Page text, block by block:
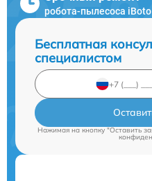
робота-пылесоса
Бесплатная
специалистом
Нажимая на кнопку "Оставить